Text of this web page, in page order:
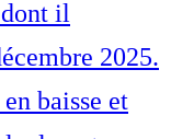
il
2025.
baisse et